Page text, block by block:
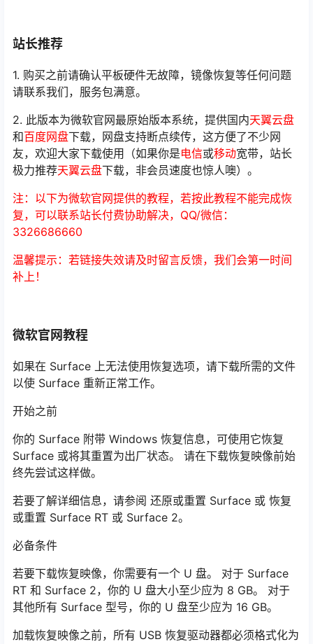
站长推荐
1. 购买之前请确认平板硬件无故障，镜像恢复等任何问题
请联系我们，服务包满意。
2. 此版本为微软官网最原始版本系统，提供国内天翼云盘
和百度网盘下载，网盘支持断点续传，这方便了不少网
友，欢迎大家下载使用（如果你是电信或移动宽带，站长
极力推荐天翼云盘下载，非会员速度也惊人噢）。
注：以下为微软官网提供的教程，若按此教程不能完成恢
复，可以联系站长付费协助解决，QQ/微信：
3326686660
温馨提示：若链接失效请及时留言反馈，我们会第一时间
补上！
微软官网教程
如果在 Surface 上无法使用恢复选项，请下载所需的文件
以使 Surface 重新正常工作。
开始之前
你的 Surface 附带 Windows 恢复信息，可使用它恢复
Surface 或将其重置为出厂状态。 请在下载恢复映像前始
终先尝试这样做。
若要了解详细信息，请参阅 还原或重置 Surface 或 恢复
或重置 Surface RT 或 Surface 2。
必备条件
若要下载恢复映像，你需要有一个 U 盘。 对于 Surface
RT 和 Surface 2，你的 U 盘大小至少应为 8 GB。 对于
其他所有 Surface 型号，你的 U 盘至少应为 16 GB。
加载恢复映像之前，所有 USB 恢复驱动器都必须格式化为